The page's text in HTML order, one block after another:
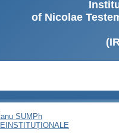
of Nicolae
SUMPh